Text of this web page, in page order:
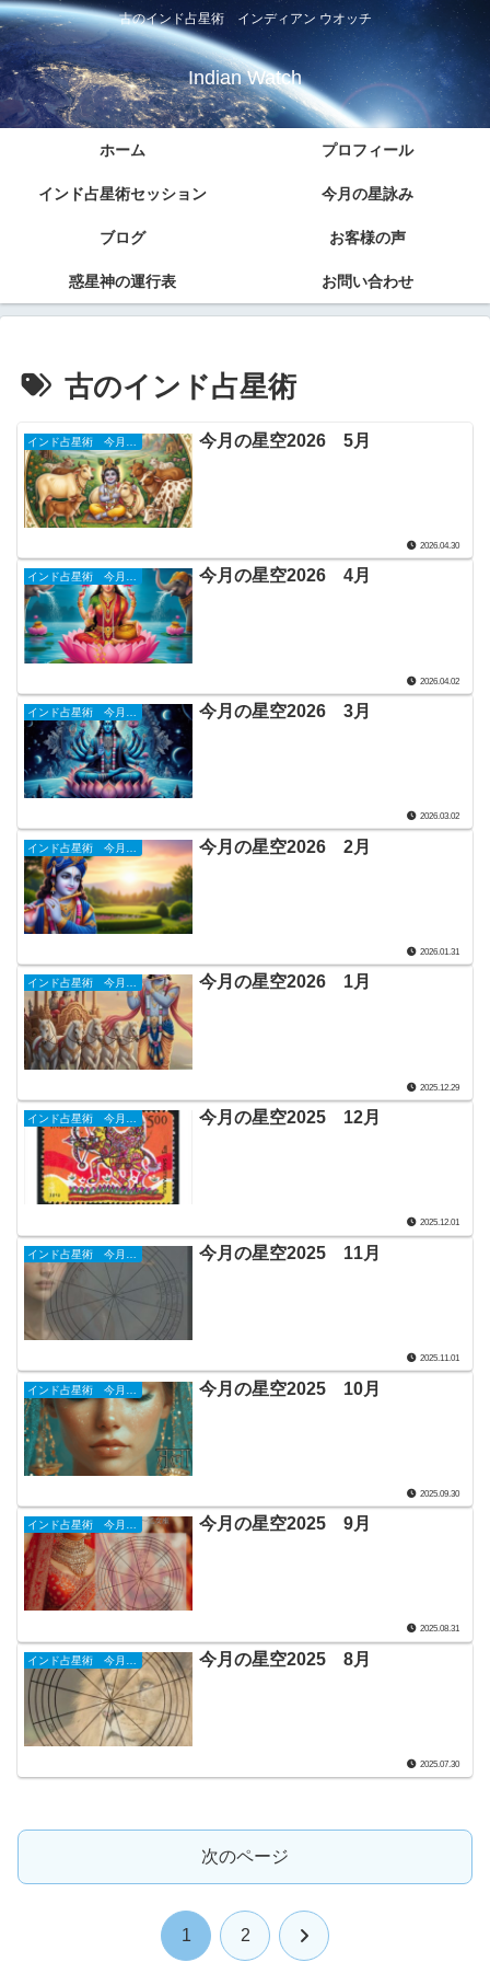
古のインド占星術 インディアン ウオッチ
Indian Watch
ホーム プロフィール
インド占星術セッション 今月の星詠み
ブログ お客様の声
惑星神の運行表 お問い合わせ
古のインド占星術
今月の星空2026 5月
2026.04.30
インド占星術 今月の星詠み 今月の星空2026 4月
2026.04.02
今月の星空2026 3月
2026.03.02
今月の星空2026 2月
2026.01.31
インド占星術 今月の星詠み 今月の星空2026 1月
2025.12.29
今月の星空2025 12月
2025.12.01
今月の星空2025 11月
2025.11.01
今月の星空2025 10月
2025.09.30
インド占星術 今月の星詠み 今月の星空2025 9月
2025.08.31
今月の星空2025 8月
2025.07.30
次のページ
1 2 次